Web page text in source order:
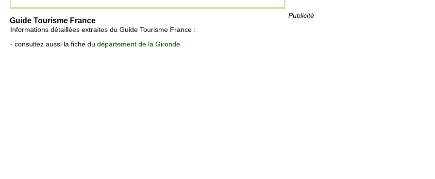
Publicité
Guide Tourisme France
Informations détaillées extraites du Guide Tourisme France :
- consultez aussi la fiche du département de la Gironde